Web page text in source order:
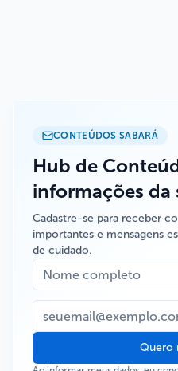
CONTEÚDOS SABARÁ
Hub de
informações da
Cadastre-se para receber
importantes e mensagens
de cuidado.
Quero